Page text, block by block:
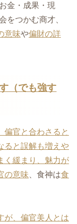
金・成果・現
をつかむ商才、
意味や偏財の詳
（でも強す
偏官と合わさると
ると誤解も増えや
く緩まり、魅力が
の意味 、食神は食
が、偏官美人とは